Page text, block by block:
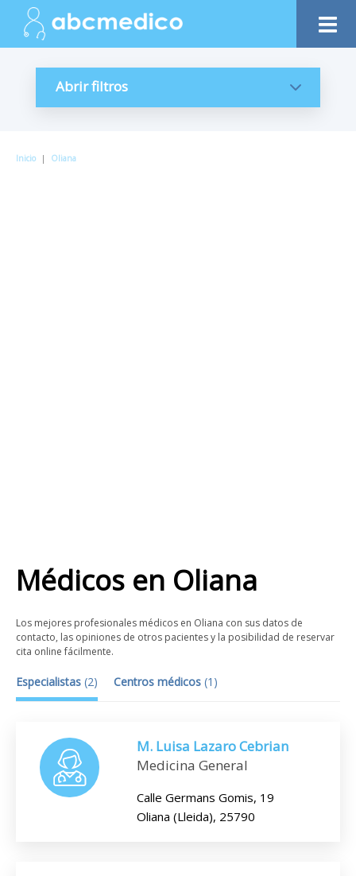
Abrir filtros
Inicio | Oliana
Médicos en Oliana
Los mejores profesionales médicos en Oliana con sus datos de
contacto, las opiniones de otros pacientes y la posibilidad de reservar
cita online fácilmente.
Especialistas (2) Centros médicos (1 )
M. Luisa Lazaro Cebrian
Medicina General
Calle Germans Gomis, 19
Oliana (Lleida), 25790